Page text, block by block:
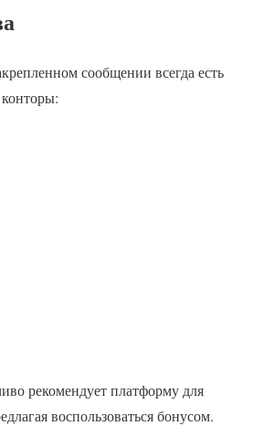
сообщении всегда есть
рекомендует платформу для
воспользоваться бонусом.